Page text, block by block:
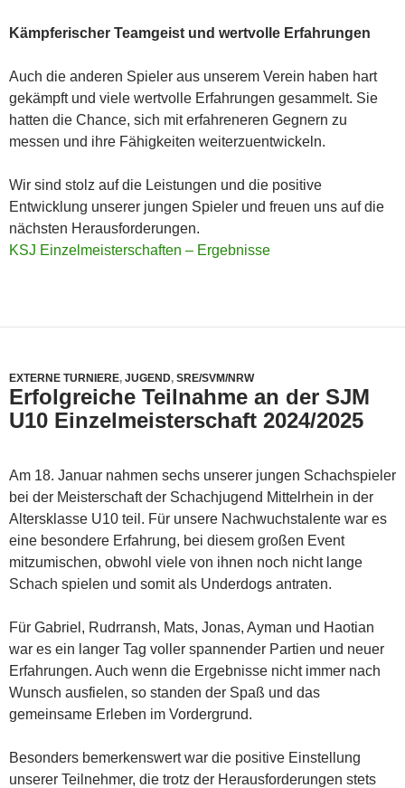
Kämpferischer Teamgeist und wertvolle Erfahrungen
Auch die anderen Spieler aus unserem Verein haben hart
gekämpft und viele wertvolle Erfahrungen gesammelt. Sie
hatten die Chance, sich mit erfahreneren Gegnern zu
messen und ihre Fähigkeiten weiterzuentwickeln.
Wir sind stolz auf die Leistungen und die positive
Entwicklung unserer jungen Spieler und freuen uns auf die
nächsten Herausforderungen.
KSJ Einzelmeisterschaften – Ergebnisse
EXTERNE TURNIERE, JUGEND, SRE/SVM/NRW
Erfolgreiche Teilnahme an der SJM
U10 Einzelmeisterschaft 2024/2025
Am 18. Januar nahmen sechs unserer jungen Schachspieler
bei der Meisterschaft der Schachjugend Mittelrhein in der
Altersklasse U10 teil. Für unsere Nachwuchstalente war es
eine besondere Erfahrung, bei diesem großen Event
mitzumischen, obwohl viele von ihnen noch nicht lange
Schach spielen und somit als Underdogs antraten.
Für Gabriel, Rudrransh, Mats, Jonas, Ayman und Haotian
war es ein langer Tag voller spannender Partien und neuer
Erfahrungen. Auch wenn die Ergebnisse nicht immer nach
Wunsch ausfielen, so standen der Spaß und das
gemeinsame Erleben im Vordergrund.
Besonders bemerkenswert war die positive Einstellung
unserer Teilnehmer, die trotz der Herausforderungen stets